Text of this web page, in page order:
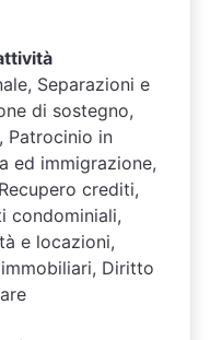
Separazioni e
di sostegno,
Patrocinio in
ed immigrazione,
crediti,
condominiali,
e locazioni,
Diritto